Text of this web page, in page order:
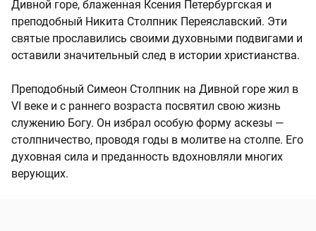
Дивной горе, блаженная Ксения Петербургская и
преподобный Никита Столпник Переяславский. Эти
святые прославились своими духовными подвигами и
оставили значительный след в истории христианства.
Преподобный Симеон Столпник на Дивной горе жил в
VI веке и с раннего возраста посвятил свою жизнь
служению Богу. Он избрал особую форму аскезы —
столпничество, проводя годы в молитве на столпе. Его
духовная сила и преданность вдохновляли многих
верующих.